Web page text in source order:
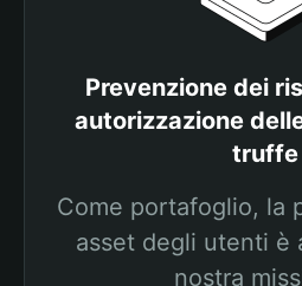
Prevenzione dei
autorizzazione
truffe
Come portafoglio, la
asset degli utenti è
nostra